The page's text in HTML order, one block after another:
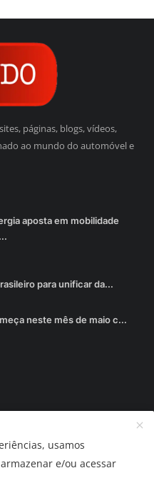
páginas, blogs, vídeos,
ao mundo do automóvel e
aposta em mobilidade
para unificar da...
neste mês de maio c...
Inscrever-se
usamos
e/ou acessar